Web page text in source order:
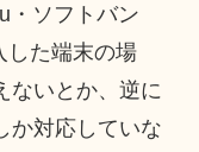
・ソフトバン
した端末の場
ないとか、逆に
か対応していな